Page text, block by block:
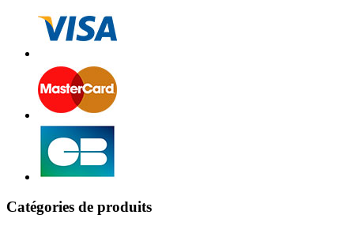
Catégories de produits